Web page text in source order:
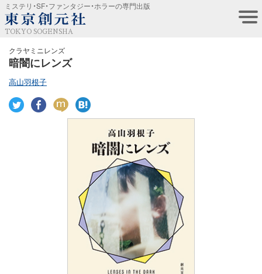
ミステリ・SF・ファンタジー・ホラーの専門出版
TOKYO SOGENSHA
クラヤミニレンズ
暗闇にレンズ
高山羽根子